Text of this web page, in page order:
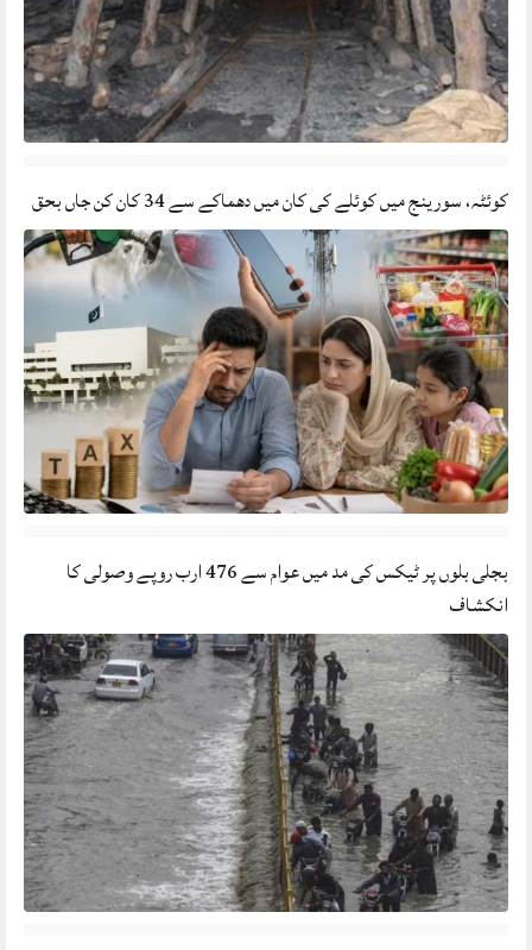
کوئٹہ، سورینج میں کوئلے کی کان میں دھماکے سے 34 کان کن جاں بحق
بجلی بلوں پر ٹیکس کی مد میں عوام سے 476 ارب روپے وصولی کا
انکشاف